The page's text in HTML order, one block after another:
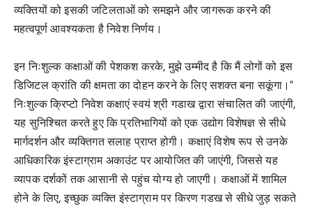
व्यक्तियों को इसकी जटिलताओं को समझने और जागरूक करने की
महत्वपूर्ण आवश्यकता है निवेश निर्णय।
इन निःशुल्क कक्षाओं की पेशकश करके, मुझे उम्मीद है कि मैं लोगों को इस
डिजिटल क्रांति की क्षमता का दोहन करने के लिए सशक्त बना सकूंगा।"
निःशुल्क क्रिप्टो निवेश कक्षाएं स्वयं श्री गडाख द्वारा संचालित की जाएंगी,
यह सुनिश्चित करते हुए कि प्रतिभागियों को एक उद्योग विशेषज्ञ से सीधे
मार्गदर्शन और व्यक्तिगत सलाह प्राप्त होगी। कक्षाएं विशेष रूप से उनके
आधिकारिक इंस्टाग्राम अकाउंट पर आयोजित की जाएंगी, जिससे यह
व्यापक दर्शकों तक आसानी से पहुंच योग्य हो जाएगी। कक्षाओं में शामिल
होने के लिए, इच्छुक व्यक्ति इंस्टाग्राम पर किरण गडख से सीधे जुड़ सकते